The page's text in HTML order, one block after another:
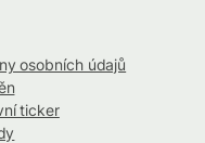
osobních údajů
ticker